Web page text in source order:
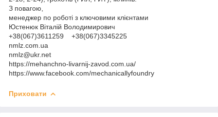
З повагою,
менеджер по роботі з ключовими клієнтами
Юстенюк Віталій Володимирович
+38(067)3611259 +38(067)3345225
nmlz.com.ua
nmlz@ukr.net
https://mehanchno-livarnij-zavod.com.ua/
https://www.facebook.com/mechanicallyfoundry
Приховати